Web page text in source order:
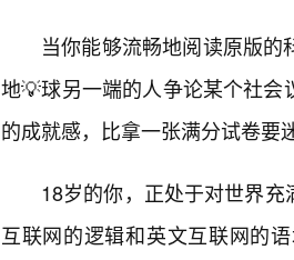
当你能够流畅地阅读原版
地💡球另一端的人争论某个社
的成就感，比拿一张满分试卷要
18岁的你，正处于对世界
互联网的逻辑和英文互联网的